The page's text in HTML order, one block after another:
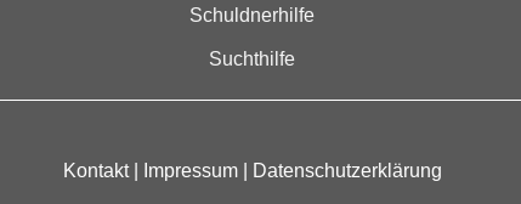
Schuldnerhilfe
Suchthilfe
Kontakt| Impressum| Datenschutzerklärung